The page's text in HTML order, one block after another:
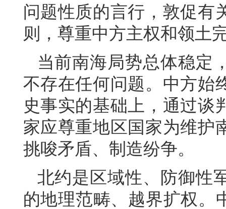
问题性质的言行，敦促有
则，尊重中方主权和领土
当前南海局势总体稳定
不存在任何问题。中方始
史事实的基础上，通过谈
家应尊重地区国家为维护
挑唆矛盾、制造纷争。
北约是区域性、防御性
的地理范畴、越界扩权。